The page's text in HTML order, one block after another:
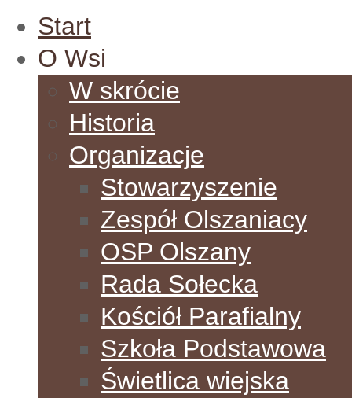
Start
O Wsi
W skrócie
Historia
Organizacje
Stowarzyszenie
Zespół Olszaniacy
OSP Olszany
Rada Sołecka
Kościół Parafialny
Szkoła Podstawowa
Świetlica wiejska